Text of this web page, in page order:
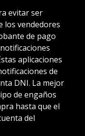
evitar ser
los vendedores
de pago
aplicaciones
de
DNI. La mejor
de engaños
hasta que el
del